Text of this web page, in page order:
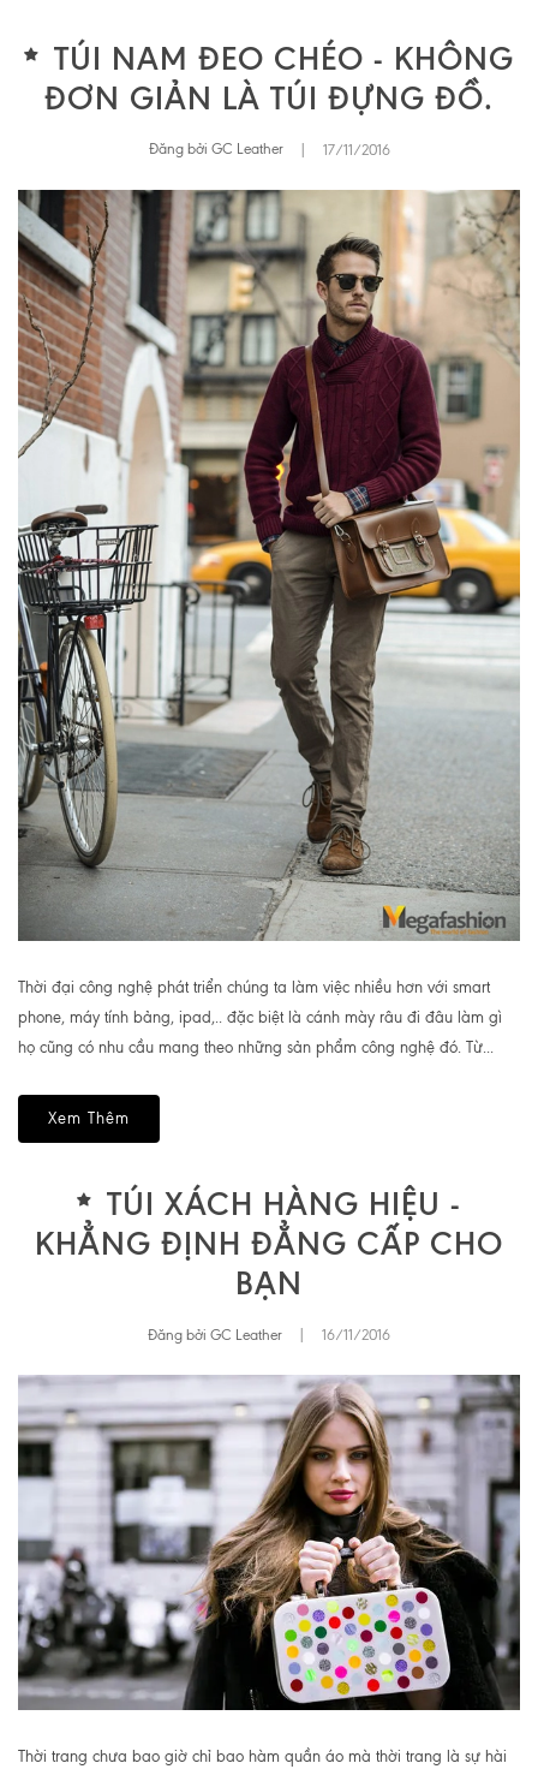
TÚI NAM ĐEO CHÉO - KHÔNG
ĐƠN GIẢN LÀ TÚI ĐỰNG ĐỒ.
Đăng bởi GC Leather 17/11/2016
Thời đại công nghệ phát triển chúng ta làm việc nhiều hơn với smart
phone, máy tính bảng, ipad,.. đặc biệt là cánh mày râu đi đâu làm gì
họ cũng có nhu cầu mang theo những sản phẩm công nghệ đó. Từ...
Xem Thêm
TÚI XÁCH HÀNG HIỆU -
KHẲNG ĐỊNH ĐẲNG CẤP CHO
BẠN
Đăng bởi GC Leather 16/11/2016
Thời trang chưa bao giờ chỉ bao hàm quần áo mà thời trang là sự hài